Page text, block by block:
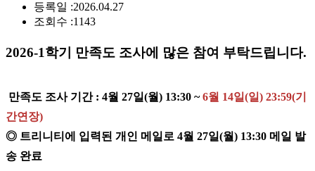
등록일 :2026.04.27
조회수 :1143
2026-1학기 만족도 조사에 많은 참여 부탁드립니다.
만족도 조사 기간 : 4월 27일(월) 13:30 ~6월 14일(일) 23:59(기
간연장)
◎ 트리니티에 입력된 개인 메일로 4월 27일(월) 13:30 메일 발
송 완료